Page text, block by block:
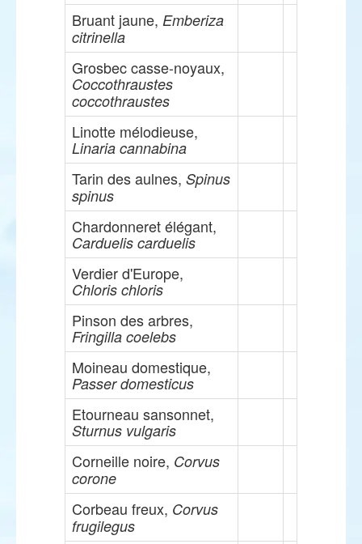
Bruant jaune, Emberiza
citrinella
Grosbec casse-noyaux,
Coccothraustes
coccothraustes
Linotte mélodieuse,
Linaria cannabina
Tarin des aulnes, Spinus
spinus
Chardonneret élégant,
Carduelis carduelis
Verdier d'Europe,
Chloris chloris
Pinson des arbres,
Fringilla coelebs
Moineau domestique,
Passer domesticus
Etourneau sansonnet,
Sturnus vulgaris
Corneille noire, Corvus
corone
Corbeau freux, Corvus
frugilegus